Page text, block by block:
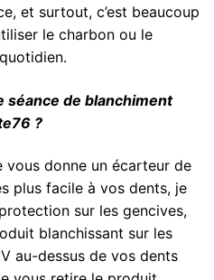
et surtout, c’est beaucoup
le charbon ou le
séance de blanchiment
?
vous donne un écarteur de
plus facile à vos dents, je
sur les gencives,
blanchissant sur les
au-dessus de vos dents